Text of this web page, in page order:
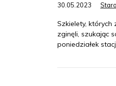
30.05.2023
Szkielety,
zginęli, szukając
poniedziałek